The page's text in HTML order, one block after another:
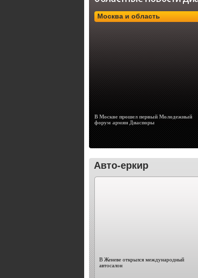
Москва и область
В Москве прошел первый Молодежный
форум армян Диаспоры
Авто-еркир
В Женеве открылся международный
автосалон